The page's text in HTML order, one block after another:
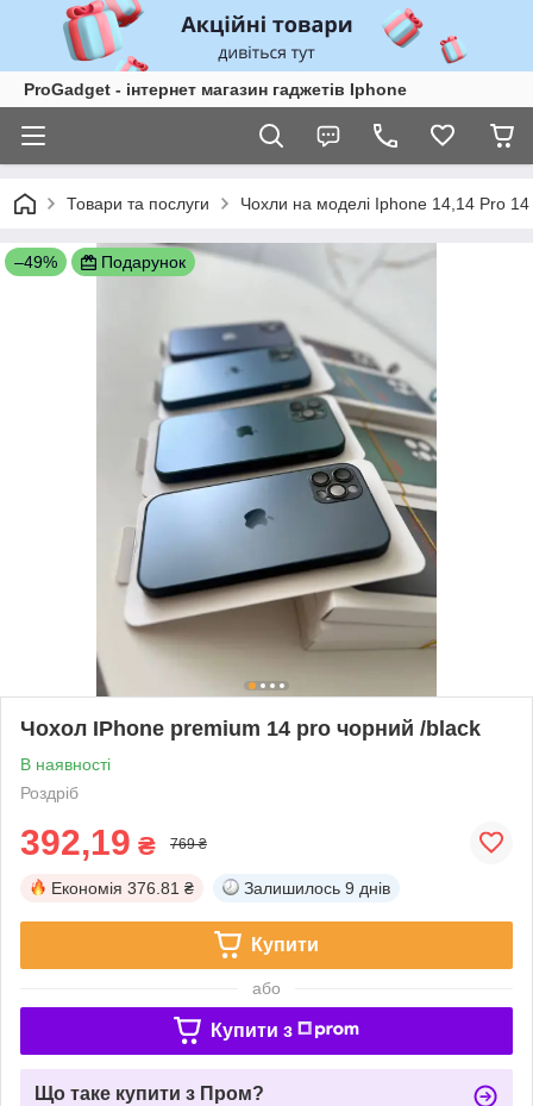
ProGadget - iнтернет магазин гаджетів Iphone
Товари та послуги Чохли на моделі Iphone 14,14 Pro
–49% Подарунок
Чохол IPhone premium 14 pro чорний /black
В наявності
Роздріб
392,19 ₴ 769 ₴
Економія 376.81 ₴ Залишилось 9 днів
Купити
або
Купити з
Що таке купити з Пром?